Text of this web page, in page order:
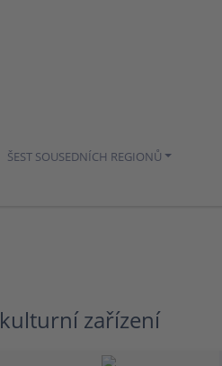
ŠEST SOUSEDNÍCH REGIONŮ
kulturní zařízení